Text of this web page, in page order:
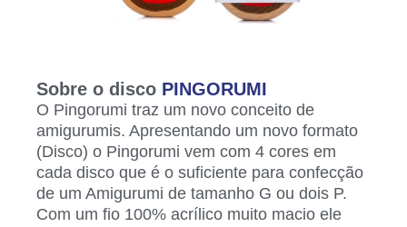
Sobre o disco PINGORUMI
O Pingorumi traz um novo conceito de
amigurumis. Apresentando um novo formato
(Disco) o Pingorumi vem com 4 cores em
cada disco que é o suficiente para confecção
de um Amigurumi de tamanho G ou dois P.
Com um fio 100% acrílico muito macio ele